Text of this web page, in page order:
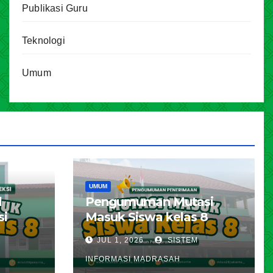
Publikasi Guru
Teknologi
Umum
UMUM
Pengumuman Mutasi
Masuk Siswa kelas 8
Tahun Pelajaran 2026 –
2027
JUL 1, 2026 SISTEM
INFORMASI MADRASAH